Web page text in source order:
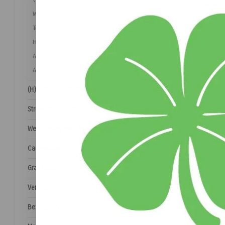
Werk & Vrijetijdskleding
Tuinmeubelen
Houtpellets
Afrastering
Afrasteringsdraad
(H)eerlijk Boerderijvlees
Streekgenot Zuid - Limburg
Werkkleding met Bedrijfslogo
Cadeaubon
Graszoden
Verhuur
Bezorgservice
Luxan